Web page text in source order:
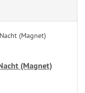
(Magnet)